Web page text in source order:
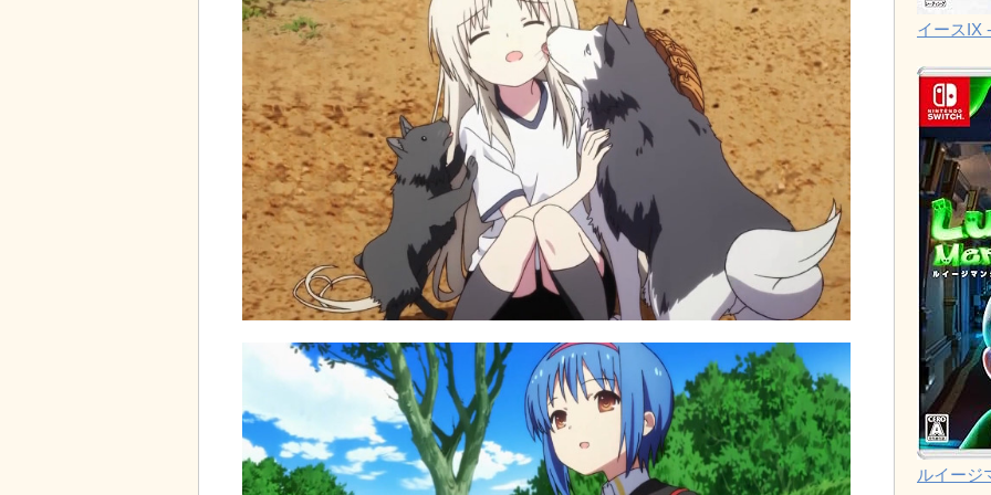
イースIX
ルイージ